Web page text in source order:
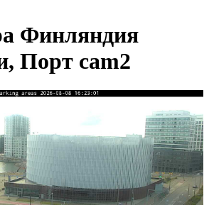
Финляндия
Порт cam2